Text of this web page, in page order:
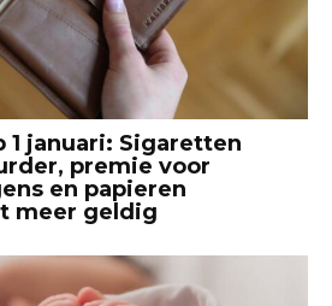
1 januari: Sigaretten
premie voor
en papieren
meer geldig